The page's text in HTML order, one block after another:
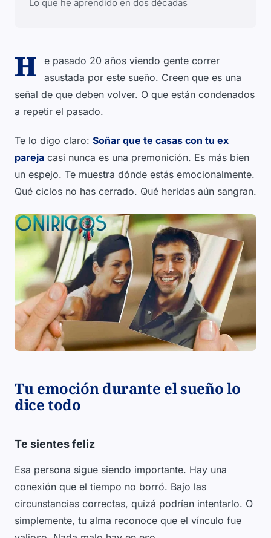
Lo que he aprendido en dos décadas
H
e pasado 20 años viendo gente correr
asustada por este sueño. Creen que es una
señal de que deben volver. O que están condenados
a repetir el pasado.
Te lo digo claro: Soñar que te casas con tu ex
pareja casi nunca es una premonición. Es más bien
un espejo. Te muestra dónde estás emocionalmente.
Qué ciclos no has cerrado. Qué heridas aún sangran.
Tu emoción durante el sueño lo
dice todo
Te sientes feliz
Esa persona sigue siendo importante. Hay una
conexión que el tiempo no borró. Bajo las
circunstancias correctas, quizá podrían intentarlo. O
simplemente, tu alma reconoce que el vínculo fue